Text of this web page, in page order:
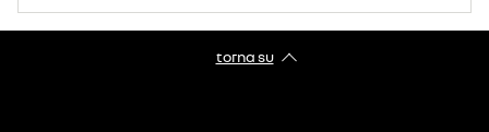
torna su